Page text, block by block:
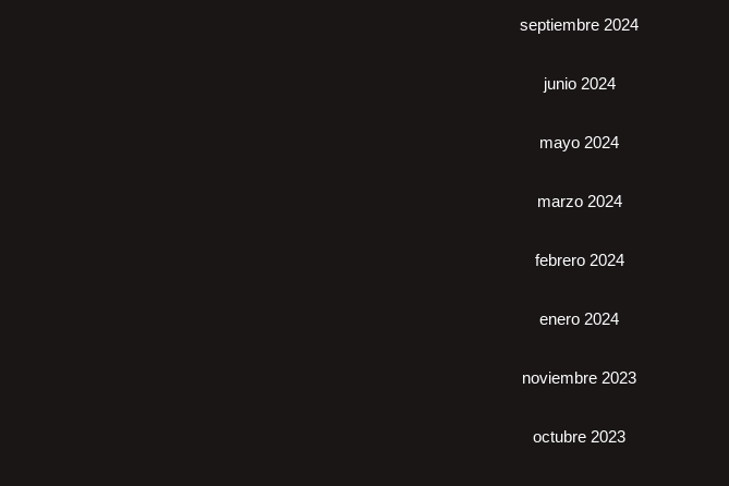
septiembre 2024
junio 2024
mayo 2024
marzo 2024
febrero 2024
enero 2024
noviembre 2023
octubre 2023